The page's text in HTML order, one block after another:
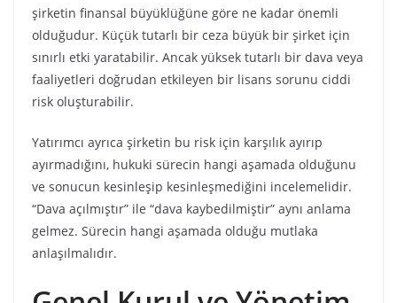
şirketin finansal büyüklüğüne göre ne kadar önemli
olduğudur. Küçük tutarlı bir ceza büyük bir şirket için
sınırlı etki yaratabilir. Ancak yüksek tutarlı bir dava veya
faaliyetleri doğrudan etkileyen bir lisans sorunu ciddi
risk oluşturabilir.
Yatırımcı ayrıca şirketin bu risk için karşılık ayırıp
ayırmadığını, hukuki sürecin hangi aşamada olduğunu
ve sonucun kesinleşip kesinleşmediğini incelemelidir.
“Dava açılmıştır” ile “dava kaybedilmiştir” aynı anlama
gelmez. Sürecin hangi aşamada olduğu mutlaka
anlaşılmalıdır.